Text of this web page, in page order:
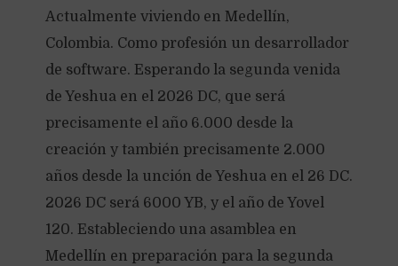
Actualmente viviendo en Medellín,
Colombia. Como profesión un desarrollador
de software. Esperando la segunda venida
de Yeshua en el 2026 DC, que será
precisamente el año 6.000 desde la
creación y también precisamente 2.000
años desde la unción de Yeshua en el 26 DC.
2026 DC será 6000 YB, y el año de Yovel
120. Estableciendo una asamblea en
Medellín en preparación para la segunda